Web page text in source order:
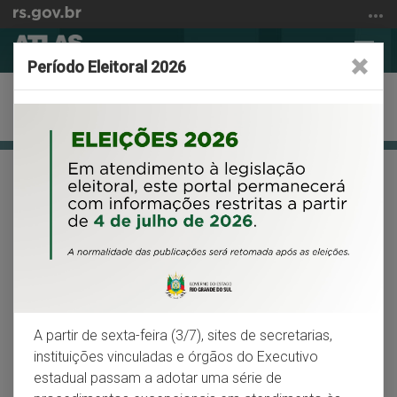
para
conteúdo
o
a
busca
Período Eleitoral 2026
A partir de sexta-feira (3/7), sites de secretarias,
instituições vinculadas e órgãos do Executivo
estadual passam a adotar uma série de
Apresentação
IMPRIMIR
Conselhos Regionais de
Desenvolvimento (COREDEs)
Os COREDEs são um fórum de discussão para a
desenvolvimento regional